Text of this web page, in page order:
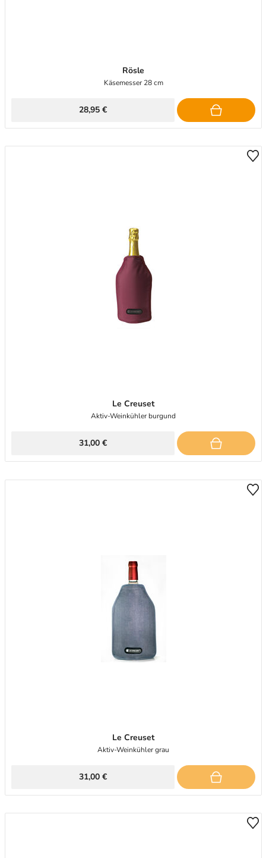
Rösle
Käsemesser 28 cm
28,95 €
Le Creuset
Aktiv-Weinkühler burgund
31,00 €
Le Creuset
Aktiv-Weinkühler grau
31,00 €